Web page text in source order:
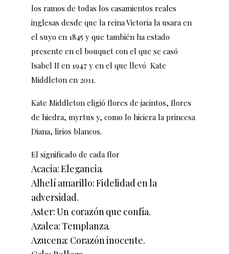
los ramos de todas los casamientos reales
inglesas desde que la reina Victoria la usara en
el suyo en 1845 y que también ha estado
presente en el bouquet con el que se casó
Isabel II en 1947 y en el que llevó Kate
Middleton en 2011.
Kate Middleton eligió flores de jacintos, flores
de hiedra, myrtus y, como lo hiciera la princesa
Diana, lirios blancos.
El significado de cada flor
Acacia: Elegancia.
Alhelí amarillo: Fidelidad en la
adversidad.
Aster: Un corazón que confía.
Azalea: Templanza.
Azucena: Corazón inocente.